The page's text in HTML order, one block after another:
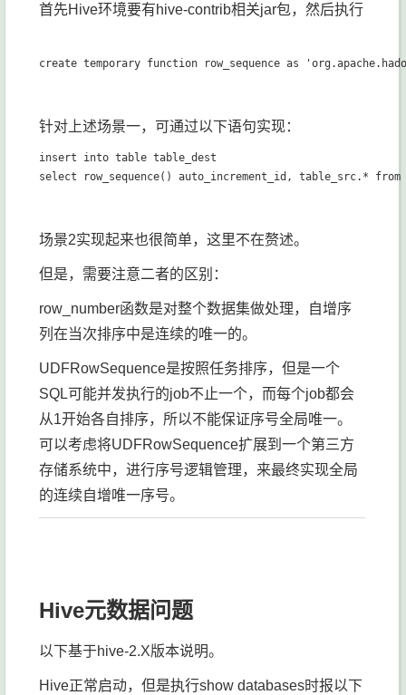
首先Hive环境要有hive-contrib相关jar包，然后执行
针对上述场景一，可通过以下语句实现：
insert into table table_dest
场景2实现起来也很简单，这里不在赘述。
但是，需要注意二者的区别：
row_number函数是对整个数据集做处理，自增序
列在当次排序中是连续的唯一的。
UDFRowSequence是按照任务排序，但是一个
SQL可能并发执行的job不止一个，而每个job都会
从1开始各自排序，所以不能保证序号全局唯一。
可以考虑将UDFRowSequence扩展到一个第三方
存储系统中，进行序号逻辑管理，来最终实现全局
的连续自增唯一序号。
Hive元数据问题
以下基于hive-2.X版本说明。
Hive正常启动，但是执行show databases时报以下